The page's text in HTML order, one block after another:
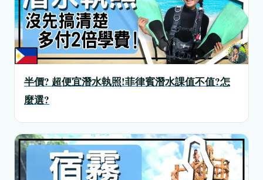
半價? 超便宜潛水執照!菲律賓潛水課值不值?怎
麼選?